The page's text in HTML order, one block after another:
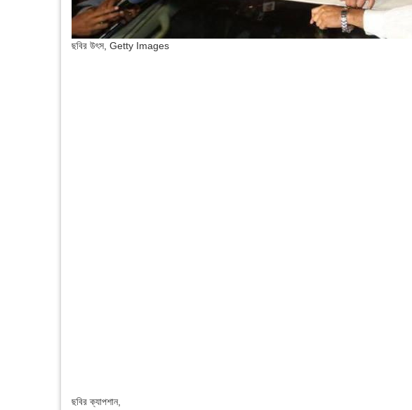
ছবির উৎস, Getty Images
ছবির ক্যাপশান,